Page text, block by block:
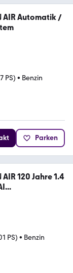
AIR Automatik /
PS) • Benzin
Parken
120 Jahre 1.4
PS) • Benzin